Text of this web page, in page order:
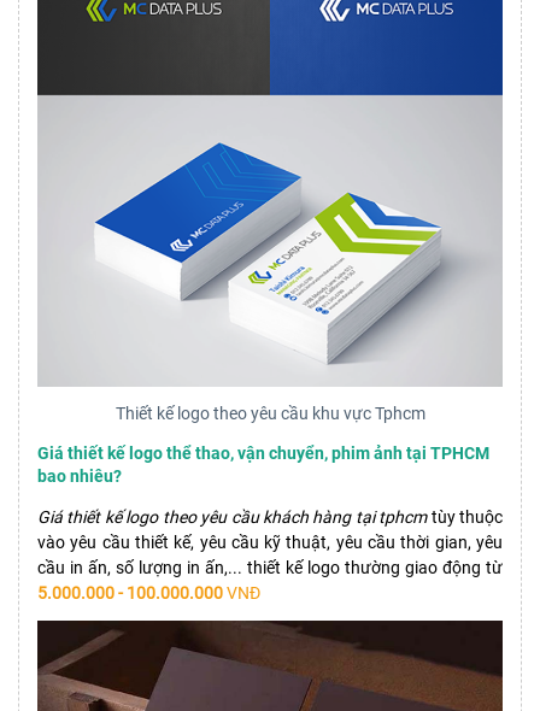
Thiết kế logo theo yêu cầu khu vực Tphcm
Giá thiết kế logo thể thao, vận chuyển, phim ảnh tại TPHCM
bao nhiêu?
Giá thiết kế logo theo yêu cầu khách hàng tại tphcmtùy thuộc
vào yêu cầu thiết kế, yêu cầu kỹ thuật, yêu cầu thời gian, yêu
cầu in ấn, số lượng in ấn,... thiết kế logo thường giao động từ
5.000.000 - 100.000.000VNĐ